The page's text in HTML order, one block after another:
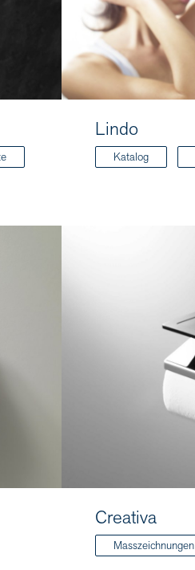
Lindo
Katalog
Creativa
Masszeichnungen